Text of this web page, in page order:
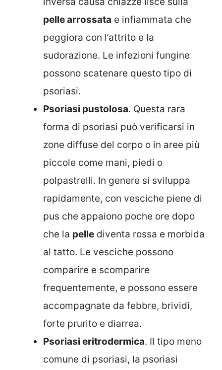
pelle arrossata e infiammata che
peggiora con l’attrito e la
sudorazione. Le infezioni fungine
possono scatenare questo tipo di
psoriasi.
Psoriasi pustolosa. Questa rara
forma di psoriasi può verificarsi in
zone diffuse del corpo o in aree più
piccole come mani, piedi o
polpastrelli. In genere si sviluppa
rapidamente, con vesciche piene di
pus che appaiono poche ore dopo
che la pelle diventa rossa e morbida
al tatto. Le vesciche possono
comparire e scomparire
frequentemente, e possono essere
accompagnate da febbre, brividi,
forte prurito e diarrea.
Psoriasi eritrodermica. Il tipo meno
comune di psoriasi, la psoriasi